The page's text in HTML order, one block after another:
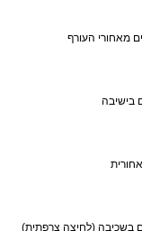
מאחורי העורף
בישיבה
בשכיבה (לחיצה צרפתית)